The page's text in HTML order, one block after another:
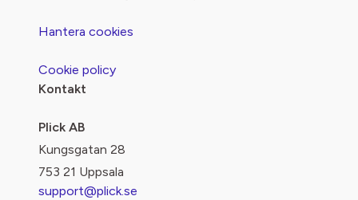
Hantera cookies
Cookie policy
Kontakt
Plick AB
Kungsgatan 28
753 21 Uppsala
support@plick.se